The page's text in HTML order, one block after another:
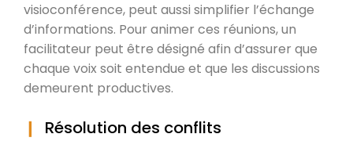
visioconférence, peut aussi simplifier l’échange
d’informations. Pour animer ces réunions, un
facilitateur peut être désigné afin d’assurer que
chaque voix soit entendue et que les discussions
demeurent productives.
Résolution des conflits